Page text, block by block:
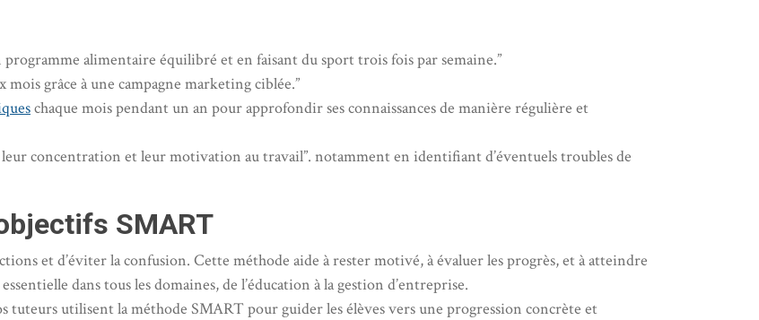
alimentaire équilibré et en faisant du sport trois fois par semaine.”
grâce à une campagne marketing ciblée.”
chaque mois pendant un an pour approfondir ses connaissances de manière régulière et
concentration et leur motivation au travail”. notamment en identifiant d’éventuels troubles de
SMART
et d’éviter la confusion. Cette méthode aide à rester motivé, à évaluer les progrès, et à atteindre
dans tous les domaines, de l’éducation à la gestion d’entreprise.
tuteurs utilisent la méthode SMART pour guider les élèves vers une progression concrète et